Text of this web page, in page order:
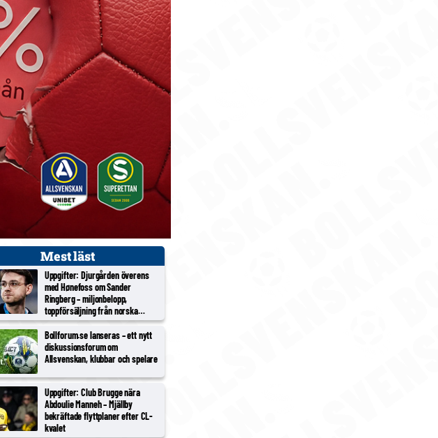
Mest läst
Uppgifter: Djurgården överens
med Hønefoss om Sander
Ringberg – miljonbelopp,
toppförsäljning från norska
tredjeligan
Bollforum.se lanseras – ett nytt
diskussionsforum om
Allsvenskan, klubbar och spelare
Uppgifter: Club Brugge nära
Abdoulie Manneh – Mjällby
bekräftade flyttplaner efter CL-
kvalet